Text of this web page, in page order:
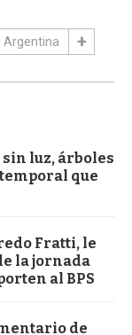
Argentina
luz, árboles
que
Fratti, le
la jornada
al BPS
de